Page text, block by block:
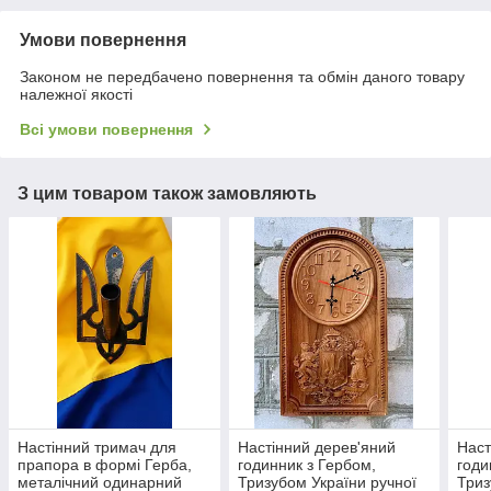
Умови повернення
Законом не передбачено повернення та обмін даного товару
належної якості
Всі умови повернення
З цим товаром також замовляють
Настінний тримач для
прапора в формі Герба,
металічний одинарний
Настінний дерев'яний
годинник з Гербом,
Тризубом України ручної